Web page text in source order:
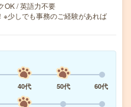
OK / 英語力不要
※少しでも事務のご経験があれば
40代 50代
60代